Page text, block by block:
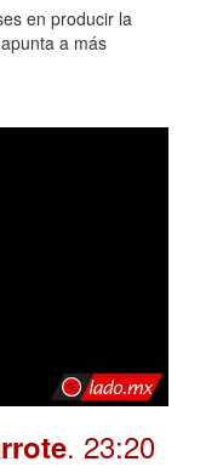
en producir la
a más
. 23:20